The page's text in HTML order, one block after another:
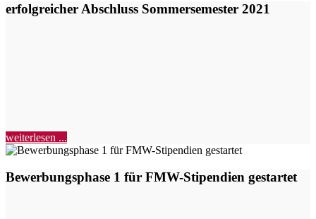
erfolgreicher Abschluss Sommersemester 2021
weiterlesen ...
Bewerbungsphase 1 für FMW-Stipendien gestartet